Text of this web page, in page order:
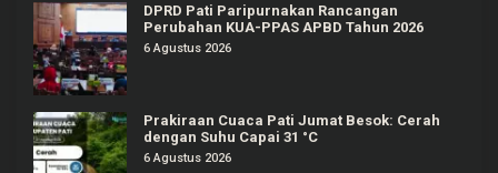
DPRD Pati Paripurnakan Rancangan
Perubahan KUA-PPAS APBD Tahun 2026
6 Agustus 2026
Prakiraan Cuaca Pati Jumat Besok: Cerah
dengan Suhu Capai 31 °C
6 Agustus 2026